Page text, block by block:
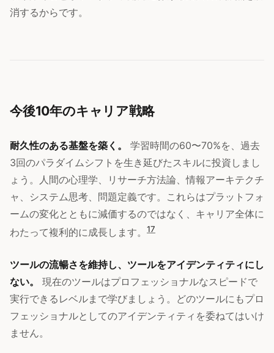
消するからです。
今後10年のキャリア戦略
耐久性のある基盤を築く。
学習時間の60〜70%を、過去
3回のパラダイムシフトを生き延びたスキルに投資しまし
ょう。人間の心理学、リサーチ方法論、情報アーキテクチ
ャ、システム思考、問題定義です。これらはプラットフォ
ームの変化とともに減価するのではなく、キャリア全体に
わたって複利的に成長します。
17
ツールの流暢さを維持し、ツールをアイデンティティにし
ない。
現在のツールはプロフェッショナルなスピードで
実行できるレベルまで学びましょう。どのツールにもプロ
フェッショナルとしてのアイデンティティを委ねてはいけ
ません。